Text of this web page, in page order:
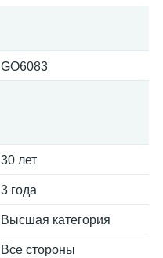
GO6083
30 лет
3 года
Высшая категория
Все стороны